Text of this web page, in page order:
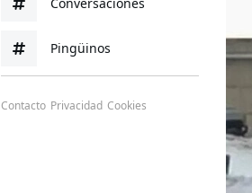
Pingüinos
Contacto Privacidad Cookies